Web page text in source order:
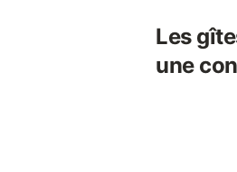
Les
une